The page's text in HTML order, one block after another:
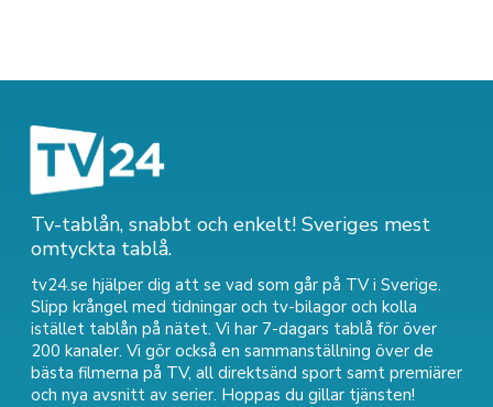
Tv-tablån, snabbt och enkelt! Sveriges mest
omtyckta tablå.
tv24.se hjälper dig att se vad som går på TV i Sverige.
Slipp krångel med tidningar och tv-bilagor och kolla
istället tablån på nätet. Vi har 7-dagars tablå för över
200 kanaler. Vi gör också en sammanställning över de
bästa filmerna på TV, all direktsänd sport samt premiärer
och nya avsnitt av serier. Hoppas du gillar tjänsten!